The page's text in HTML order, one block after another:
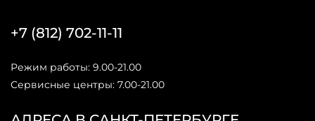
+7 (812) 702-11-11
Режим работы: 9.00-21.00
Сервисные центры: 7.00-21.00